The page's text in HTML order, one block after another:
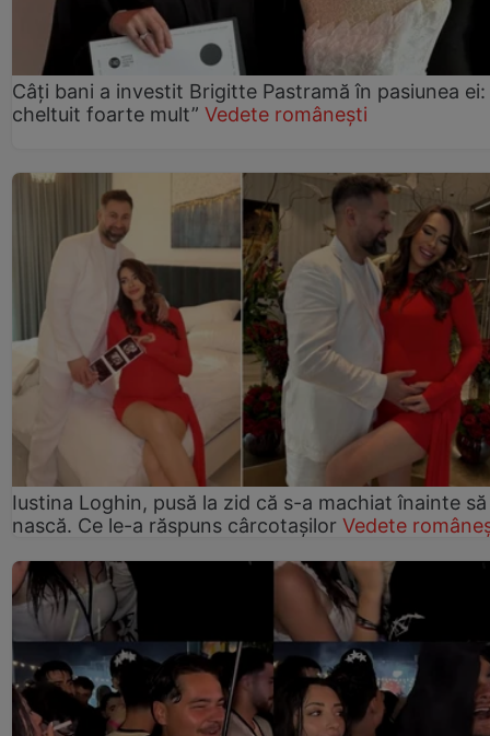
Câți bani a investit Brigitte Pastramă în pasiunea ei:
cheltuit foarte mult” Vedete românești
Iustina Loghin, pusă la zid că s-a machiat înainte să
nască. Ce le-a răspuns cârcotașilor Vedete